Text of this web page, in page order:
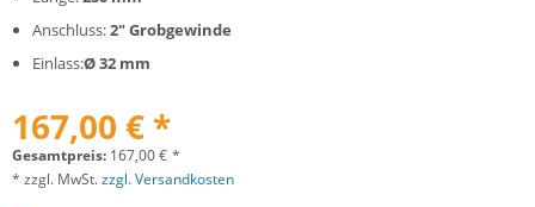
Anschluss:2" Grobgewinde
Einlass:Ø 32 mm
167,00 € *
Gesamtpreis: 167,00€ *
* zzgl. MwSt.zzgl. Versandkosten